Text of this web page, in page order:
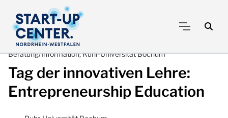
Beratung/Information, Ruhr-Universität Bochum
Tag der innovativen Lehre:
Entrepreneurship Education